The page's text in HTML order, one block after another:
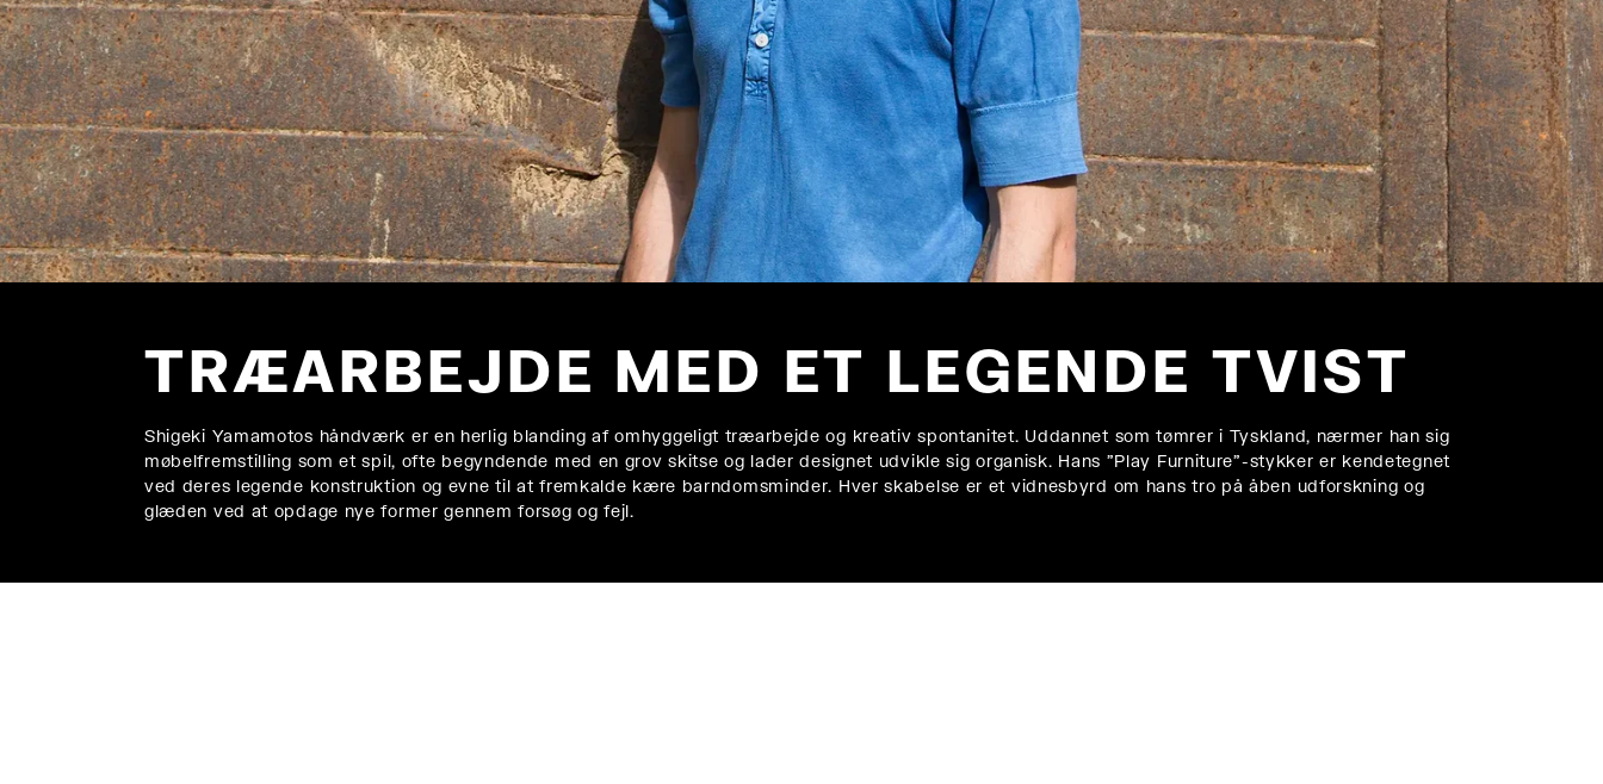
TRÆARBEJDE MED ET LEGENDE TVIST
Shigeki Yamamotos håndværk er en herlig blanding af omhyggeligt træarbejde og kreativ spontanitet. Uddannet som tømrer i Tyskland, nærmer han sig
møbelfremstilling som et spil, ofte begyndende med en grov skitse og lader designet udvikle sig organisk. Hans "Play Furniture"-stykker er kendetegnet
ved deres legende konstruktion og evne til at fremkalde kære barndomsminder. Hver skabelse er et vidnesbyrd om hans tro på åben udforskning og
glæden ved at opdage nye former gennem forsøg og fejl.